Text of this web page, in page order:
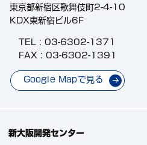
東京都新宿区歌舞伎町2-4-10
KDX東新宿ビル6F
TEL : 03-6302-1371
FAX : 03-6302-1391
Google Mapで見る
新大阪開発センター